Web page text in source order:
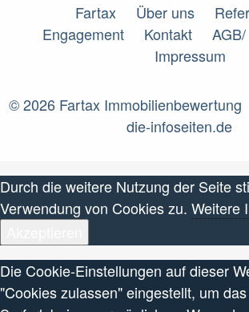
Fartax Über uns
Engagement
Kontakt
Impressum
© 2026 Fartax Immobilienbewertung
die-infoseiten.de
Durch die weitere Nutzung der Seite
Verwendung von Cookies zu. Weitere
Die Cookie-Einstellungen auf dieser
"Cookies zulassen" eingestellt, um